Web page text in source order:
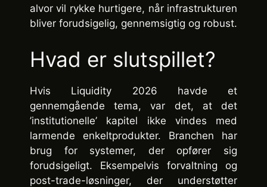
alvor vil rykke hurtigere, når infrastrukturen
bliver forudsigelig, gennemsigtig og robust.
Hvad er slutspillet?
Hvis Liquidity 2026 havde et
gennemgående tema, var det, at det
’institutionelle’ kapitel ikke vindes med
larmende enkeltprodukter. Branchen har
brug for systemer, der opfører sig
forudsigeligt. Eksempelvis forvaltning og
post-trade-løsninger, der understøtter